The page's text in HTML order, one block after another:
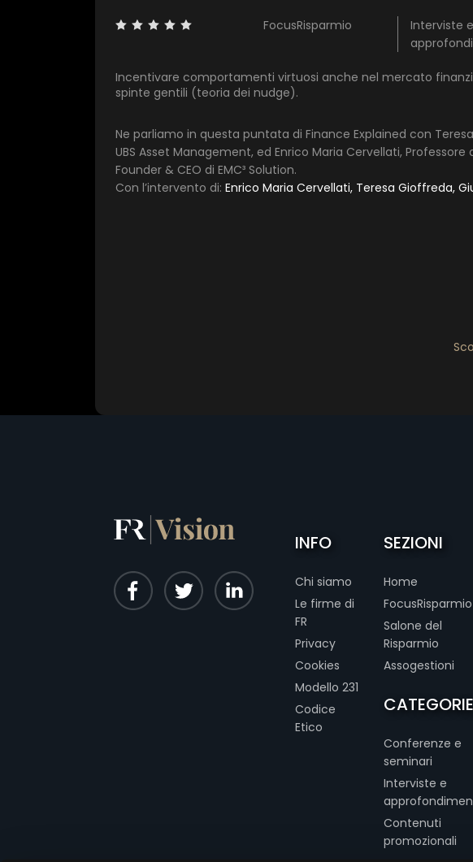
FocusRisparmio
Interviste e
Incentivare comportamenti virtuosi anche nel mercato
spinte gentili (teoria dei nudge).
Ne parliamo in questa puntata di Finance Explained con
UBS Asset Management, ed Enrico Maria Cervellati, Professore
Founder & CEO di EMC³ Solution.
Con l’intervento di: Enrico Maria Cervellati, Teresa Gioffreda,
INFO
Chi siamo
Le firme di
FR
Privacy
Cookies
Modello 231
Codice
Etico
SEZIONI
Home
FocusRisparmio
Salone del
Risparmio
Assogestioni
CATEGORIE
Conferenze e
seminari
Interviste e
Contenuti
promozionali